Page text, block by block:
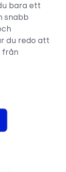
bara ett
snabb
du redo att
från